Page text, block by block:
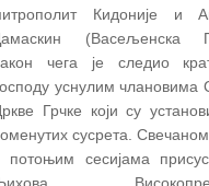
Кидоније и
(Васељенска
чега је следио
уснулим члановима
Грчке који су
сусрета.
потоњим сесијама